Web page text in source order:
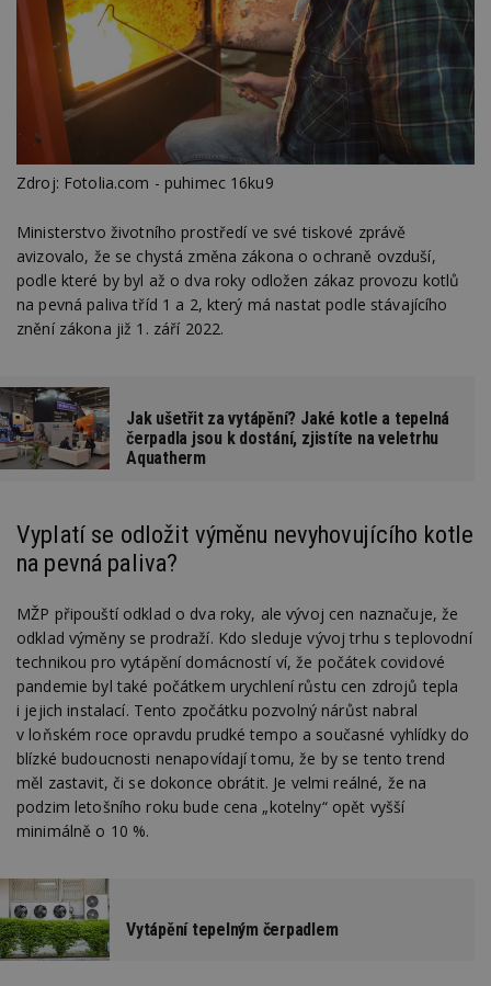
Zdroj: Fotolia.com - puhimec 16ku9
Ministerstvo životního prostředí ve své tiskové zprávě
avizovalo, že se chystá změna zákona o ochraně ovzduší,
podle které by byl až o dva roky odložen zákaz provozu kotlů
na pevná paliva tříd 1 a 2, který má nastat podle stávajícího
znění zákona již 1. září 2022.
Jak ušetřit za vytápění? Jaké kotle a tepelná
čerpadla jsou k dostání, zjistíte na veletrhu
Aquatherm
Vyplatí se odložit výměnu nevyhovujícího kotle
na pevná paliva?
MŽP připouští odklad o dva roky, ale vývoj cen naznačuje, že
odklad výměny se prodraží. Kdo sleduje vývoj trhu s teplovodní
technikou pro vytápění domácností ví, že počátek covidové
pandemie byl také počátkem urychlení růstu cen zdrojů tepla
i jejich instalací. Tento zpočátku pozvolný nárůst nabral
v loňském roce opravdu prudké tempo a současné vyhlídky do
blízké budoucnosti nenapovídají tomu, že by se tento trend
měl zastavit, či se dokonce obrátit. Je velmi reálné, že na
podzim letošního roku bude cena „kotelny“ opět vyšší
minimálně o 10 %.
Vytápění tepelným čerpadlem